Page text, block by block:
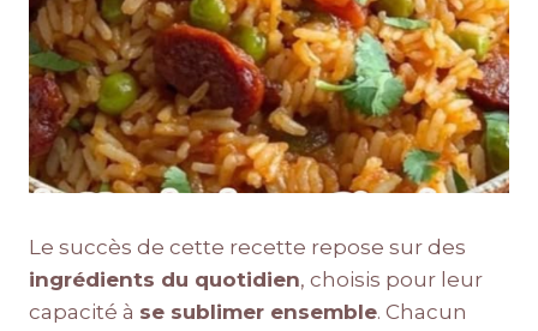
Le succès de cette recette repose sur des
ingrédients du quotidien, choisis pour leur
capacité à se sublimer ensemble. Chacun